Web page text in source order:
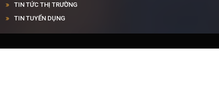
TIN TỨC THỊ TRƯỜNG
TIN TUYỂN DỤNG